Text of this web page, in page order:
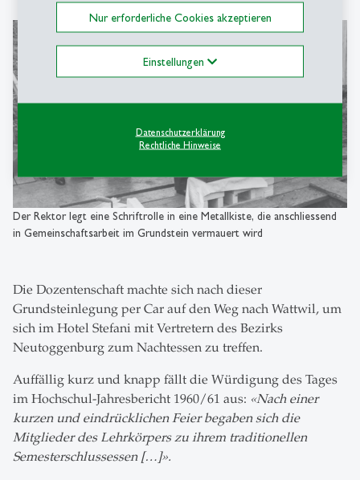
Nur erforderliche Cookies akzeptieren
Einstellungen
Datenschutzerklärung
Rechtliche Hinweise
Der Rektor legt eine Schriftrolle in eine Metallkiste, die anschliessend
in Gemeinschaftsarbeit im Grundstein vermauert wird
Die Dozentenschaft machte sich nach dieser
Grundsteinlegung per Car auf den Weg nach Wattwil, um
sich im Hotel Stefani mit Vertretern des Bezirks
Neutoggenburg zum Nachtessen zu treffen.
Auffällig kurz und knapp fällt die Würdigung des Tages
im Hochschul-Jahresbericht 1960/61 aus: «Nach einer
kurzen und eindrücklichen Feier begaben sich die
Mitglieder des Lehrkörpers zu ihrem traditionellen
Semesterschlussessen […]».